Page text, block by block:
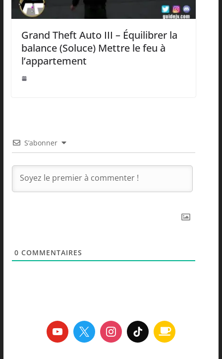
Grand Theft Auto III – Équilibrer la
balance (Soluce) Mettre le feu à
l’appartement
S’abonner
0 COMMENTAIRES